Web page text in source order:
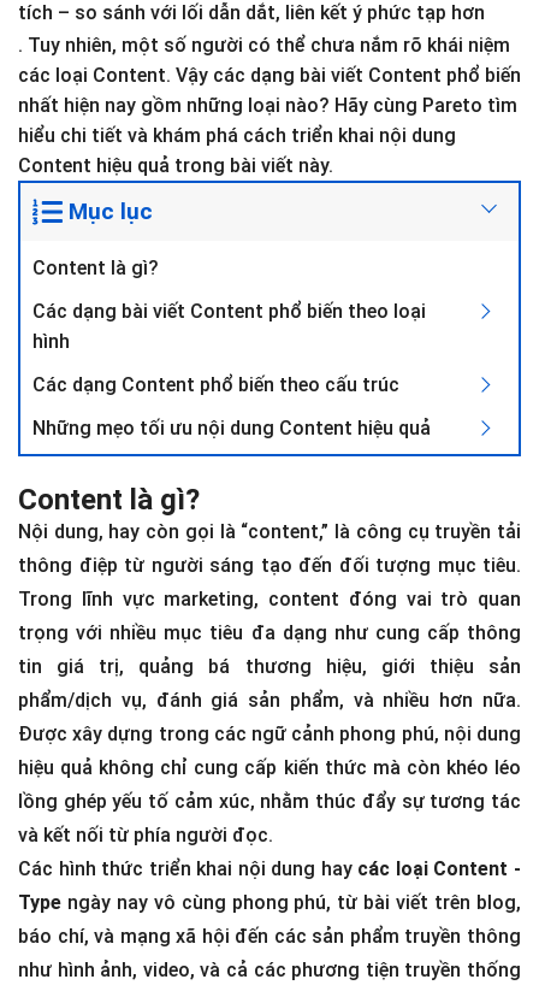
tích – so sánh với lối dẫn dắt, liên kết ý phức tạp hơn
. Tuy nhiên, một số người có thể chưa nắm rõ khái niệm
các loại Content. Vậy các dạng bài viết Content phổ biến
nhất hiện nay gồm những loại nào? Hãy cùng Pareto tìm
hiểu chi tiết và khám phá cách triển khai nội dung
Content hiệu quả trong bài viết này.
Mục lục
Content là gì?
Các dạng bài viết Content phổ biến theo loại
hình
Các dạng Content phổ biến theo cấu trúc
Những mẹo tối ưu nội dung Content hiệu quả
Content là gì?
Nội dung, hay còn gọi là “content,” là công cụ truyền tải
thông điệp từ người sáng tạo đến đối tượng mục tiêu.
Trong lĩnh vực marketing, content đóng vai trò quan
trọng với nhiều mục tiêu đa dạng như cung cấp thông
tin giá trị, quảng bá thương hiệu, giới thiệu sản
phẩm/dịch vụ, đánh giá sản phẩm, và nhiều hơn nữa.
Được xây dựng trong các ngữ cảnh phong phú, nội dung
hiệu quả không chỉ cung cấp kiến thức mà còn khéo léo
lồng ghép yếu tố cảm xúc, nhằm thúc đẩy sự tương tác
và kết nối từ phía người đọc.
Các hình thức triển khai nội dung hay các loại Content -
Type ngày nay vô cùng phong phú, từ bài viết trên blog,
báo chí, và mạng xã hội đến các sản phẩm truyền thông
như hình ảnh, video, và cả các phương tiện truyền thống